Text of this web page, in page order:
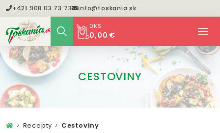
+421 908 03 73 73 info@toskania.sk
0KS
0,00 €
CESTOVINY
Recepty Cestoviny